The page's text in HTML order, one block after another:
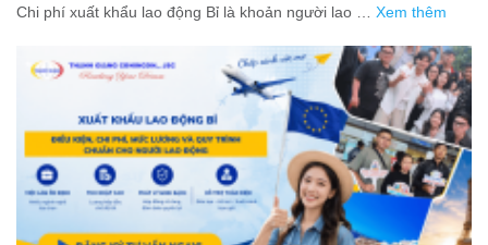
Chi phí xuất khẩu lao động Bỉ là khoản người lao … Xem thêm